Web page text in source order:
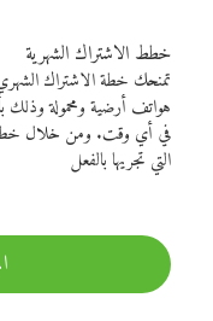
خطط الاشتراك الشهرية
تمنحك خطة الاشتراك الشهري
هواتف أرضية ومحمولة
في أي وقت. ومن خلال خطة
التي تجريها بالفعل